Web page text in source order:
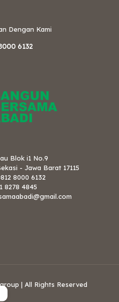
Dengan Kami
6132
Blok i1 No.9
- Jawa Barat 17115
8000 6132
8278 4845
| All Rights Reserved